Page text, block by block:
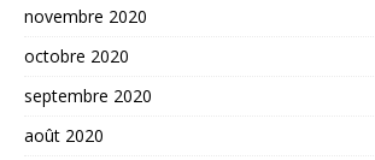
novembre 2020
octobre 2020
septembre 2020
août 2020